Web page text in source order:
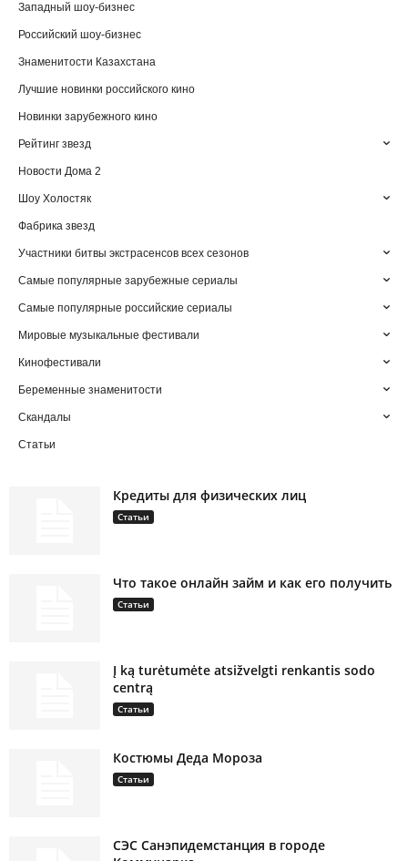
Западный шоу-бизнес
Российский шоу-бизнес
Знаменитости Казахстана
Лучшие новинки российского кино
Новинки зарубежного кино
Рейтинг звезд
Новости Дома 2
Шоу Холостяк
Фабрика звезд
Участники битвы экстрасенсов всех сезонов
Самые популярные зарубежные сериалы
Самые популярные российские сериалы
Мировые музыкальные фестивали
Кинофестивали
Беременные знаменитости
Скандалы
Статьи
Кредиты для физических лиц
Статьи
Что такое онлайн займ и как его получить
Статьи
Į ką turėtumėte atsižvelgti renkantis sodo
centrą
Статьи
Костюмы Деда Мороза
Статьи
СЭС Санэпидемстанция в городе